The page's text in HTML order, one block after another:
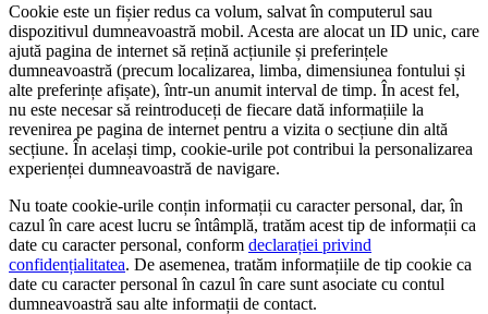
Cookie este un fișier redus ca volum, salvat în computerul sau
dispozitivul dumneavoastră mobil. Acesta are alocat un ID unic, care
ajută pagina de internet să rețină acțiunile și preferințele
dumneavoastră (precum localizarea, limba, dimensiunea fontului și
alte preferințe afișate), într-un anumit interval de timp. În acest fel,
nu este necesar să reintroduceți de fiecare dată informațiile la
revenirea pe pagina de internet pentru a vizita o secțiune din altă
secțiune. În același timp, cookie-urile pot contribui la personalizarea
experienței dumneavoastră de navigare.
Nu toate cookie-urile conțin informații cu caracter personal, dar, în
cazul în care acest lucru se întâmplă, tratăm acest tip de informații ca
date cu caracter personal, conform declarației privind
confidențialitatea. De asemenea, tratăm informațiile de tip cookie ca
date cu caracter personal în cazul în care sunt asociate cu contul
dumneavoastră sau alte informații de contact.